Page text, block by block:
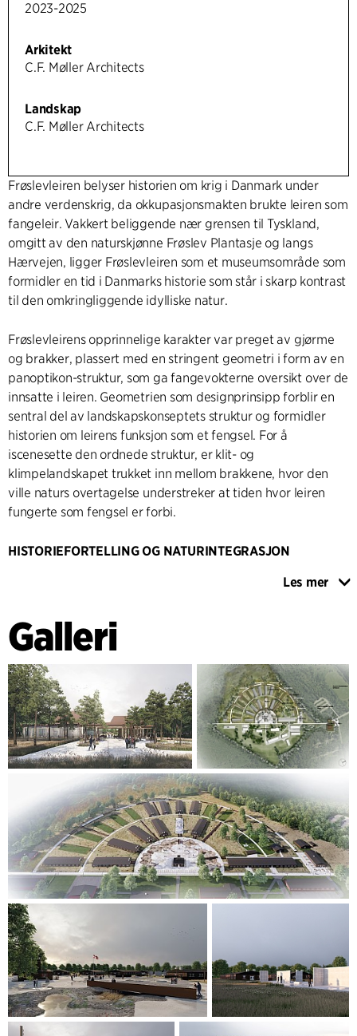
2023-2025
Arkitekt
C.F. Møller Architects
Landskap
C.F. Møller Architects
Frøslevleiren belyser historien om krig i Danmark under
andre verdenskrig, da okkupasjonsmakten brukte leiren som
fangeleir. Vakkert beliggende nær grensen til Tyskland,
omgitt av den naturskjønne Frøslev Plantasje og langs
Hærvejen, ligger Frøslevleiren som et museumsområde som
formidler en tid i Danmarks historie som står i skarp kontrast
til den omkringliggende idylliske natur.
Frøslevleirens opprinnelige karakter var preget av gjørme
og brakker, plassert med en stringent geometri i form av en
panoptikon-struktur, som ga fangevokterne oversikt over de
innsatte i leiren. Geometrien som designprinsipp forblir en
sentral del av landskapskonseptets struktur og formidler
historien om leirens funksjon som et fengsel. For å
iscenesette den ordnede struktur, er klit- og
klimpelandskapet trukket inn mellom brakkene, hvor den
ville naturs overtagelse understreker at tiden hvor leiren
fungerte som fengsel er forbi.
HISTORIEFORTELLING OG NATURINTEGRASJON
Veien som delte leiren mellom tysk og dansk – vokter og
av gang- og sykkelstien ligger velkomst- og turstisenteret,
og halvveis på strekningen knytter den seg til det mest
sentrale utendørselement for museumsområdet: Tidens
Plass. Tidens Plass inviterer til opphold og refleksjon, og kan
brukes til arrangementer og minnehøytideligheter. Plassen
er utformet med forskjellige overflater som illustrerer det
gjørmete terrenget som kjennetegnet Frøslevleiren da den
var en fangeleir.
Avtrykk fra nedrevne brakker langs hovedstien er markert
med kanter i cortenstål og fylt med klippet gress. En av de
nedrevne brakker er gjenfortolket som et minnesmerke kalt
"Minnet". Her støpes brakkens fotavtrykk og innredes med
fragmenter av vegger og sengeplasser, som de opprinnelig
var organisert, hvor navnene på de 12.000 innsatte er
inngravert. Bruken av cortenstål som gjennomgående
materialvalg styrker områdets identitet og veifinning. Den
rustne overflate skaper sammenheng mellom elementene i
museumslandskapet og symboliserer at dens tid som
fangeleir er forbi.
Les mer
Galleri